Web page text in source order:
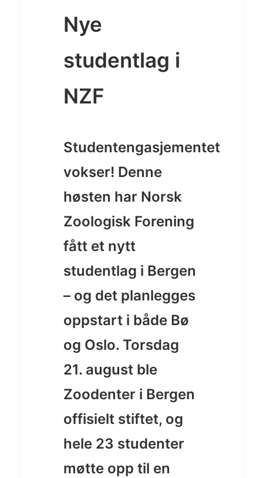
Nye
studentlag i
NZF
Studentengasjementet
vokser! Denne
høsten har Norsk
Zoologisk Forening
fått et nytt
studentlag i Bergen
– og det planlegges
oppstart i både Bø
og Oslo. Torsdag
21. august ble
Zoodenter i Bergen
offisielt stiftet, og
hele 23 studenter
møtte opp til en